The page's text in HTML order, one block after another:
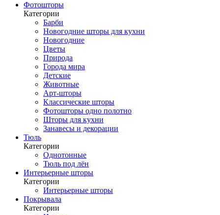
Фотошторы
Категории
Барби
Новогодние шторы для кухни
Новогодние
Цветы
Природа
Города мира
Детские
Животные
Арт-шторы
Классические шторы
Фотошторы одно полотно
Шторы для кухни
Занавесы и декорации
Тюль
Категории
Однотонные
Тюль под лён
Интерьерные шторы
Категории
Интерьерные шторы
Покрывала
Категории